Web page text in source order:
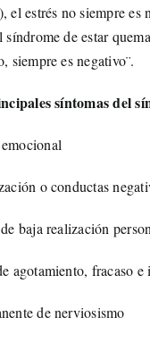
estrés no siempre es
de estar
siempre es negativo¨.
síntomas del
o conductas
baja realización
agotamiento, fracaso e
de nerviosismo